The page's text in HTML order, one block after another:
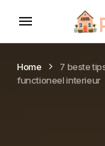
Home
7 beste
functioneel interieur